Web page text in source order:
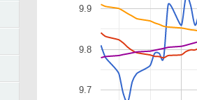
9.7
9.8
9.9